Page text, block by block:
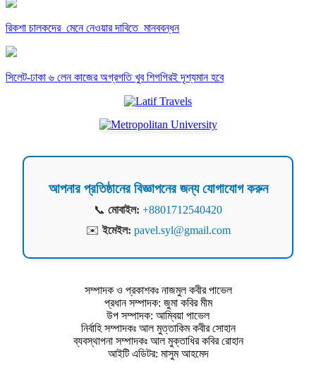
রিকশা চালকদের মেনে নেওয়ার দাবিতে মানববন্ধন
সিলেট-ঢাকা ৬ লেন কাজের অগ্রগতি খুব শিগগিরই দৃশ্যমান হবে
আপনার প্রতিষ্ঠানের বিজ্ঞাপনের জন্য যোগাযোগ করুন
📞 মোবাইল: +8801712540420
✉️ইমেইল: pavel.syl@gmail.com
সম্পাদক ও প্রকাশকঃ নাজমুল কবীর পাভেল
প্রধান সম্পাদক: জুমা কবির মীম
উপ সম্পাদক: আম্বিয়া পাভেল
নির্বাহি সম্পাদকঃ আল মুত্তাকিম কবীর সোহান
ব্যবস্থাপনা সম্পাদকঃ আল মুক্তাধির কবির রোহান
আইটি এডিটর: মাসুম আহমেদ